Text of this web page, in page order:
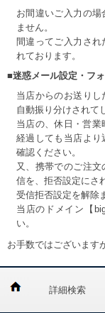
お間違いご入力の
ません。
間違ってご入力さ
れております。
■迷惑メール設定・フォ
当店からのお送り
自動振り分けされて
当店の、休日・営
経過しても当店よ
確認ください。
又、携帯でのご注
信を、拒否設定にさ
受信拒否設定を解除
当店のドメイン【
い。
お手数ではございます
詳細検索